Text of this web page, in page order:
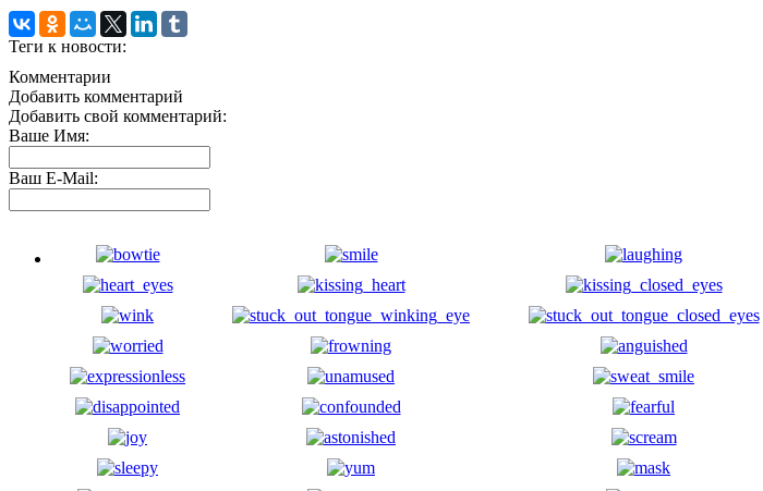
Теги к новости:
Комментарии
Добавить комментарий
Добавить свой комментарий:
Ваше Имя:
Ваш E-Mail: